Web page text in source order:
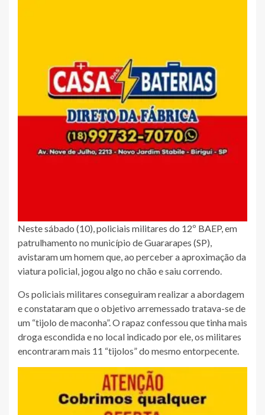
Neste sábado (10), policiais militares do 12º BAEP, em
patrulhamento no município de Guararapes (SP),
avistaram um homem que, ao perceber a aproximação da
viatura policial, jogou algo no chão e saiu correndo.
Os policiais militares conseguiram realizar a abordagem
e constataram que o objetivo arremessado tratava-se de
um “tijolo de maconha”. O rapaz confessou que tinha mais
droga escondida e no local indicado por ele, os militares
encontraram mais 11 “tijolos” do mesmo entorpecente.